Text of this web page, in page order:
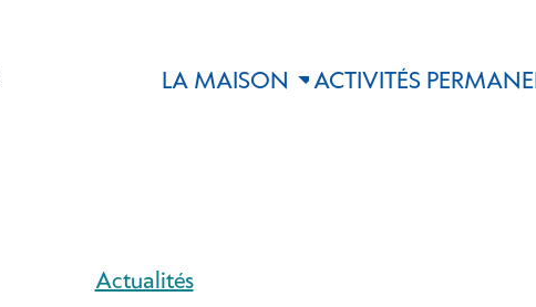
LA MAISON ACTIVITÉS
Actualités